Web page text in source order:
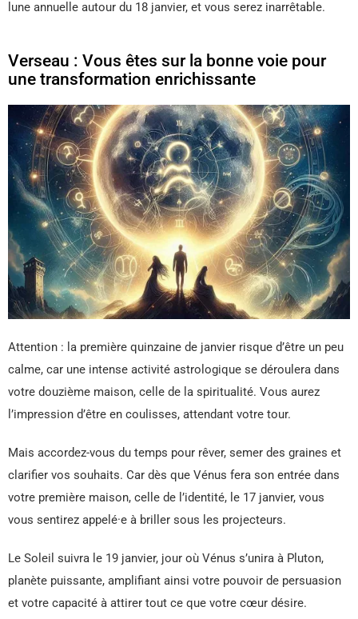
lune annuelle autour du 18 janvier, et vous serez inarrêtable.
Verseau : Vous êtes sur la bonne voie pour
une transformation enrichissante
Attention : la première quinzaine de janvier risque d’être un peu
calme, car une intense activité astrologique se déroulera dans
votre douzième maison, celle de la spiritualité. Vous aurez
l’impression d’être en coulisses, attendant votre tour.
Mais accordez-vous du temps pour rêver, semer des graines et
clarifier vos souhaits. Car dès que Vénus fera son entrée dans
votre première maison, celle de l’identité, le 17 janvier, vous
vous sentirez appelé·e à briller sous les projecteurs.
Le Soleil suivra le 19 janvier, jour où Vénus s’unira à Pluton,
planète puissante, amplifiant ainsi votre pouvoir de persuasion
et votre capacité à attirer tout ce que votre cœur désire.